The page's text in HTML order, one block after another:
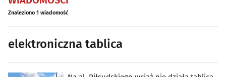
Znaleziono 1 wiadomość
elektroniczna tablica